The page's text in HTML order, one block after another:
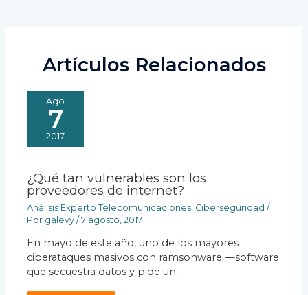
Artículos Relacionados
Ago
7
2017
¿Qué tan vulnerables son los
proveedores de internet?
Análisis Experto Telecomunicaciones Ciberseguridad /
Por galevy/7 agosto, 2017
En mayo de este año, uno de los mayores
ciberataques masivos con ramsonware —software
que secuestra datos y pide un…